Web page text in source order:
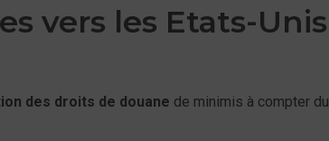
vers les Etats-Unis
des droits de douane de minimis à compter du